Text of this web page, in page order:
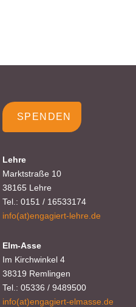
SPENDEN
Lehre
Marktstraße 10
38165 Lehre
Tel.: 0151 / 16533174
info(at)engagiert-lehre.de
Elm-Asse
Im Kirchwinkel 4
38319 Remlingen
Tel.: 05336 / 9489500
info(at)engagiert-elmasse.de